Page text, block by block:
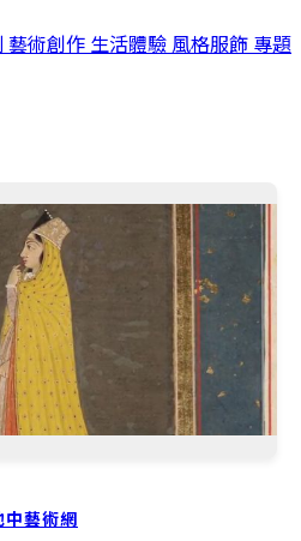
藝術創作 生活體驗 風格服飾 專題
中藝術網